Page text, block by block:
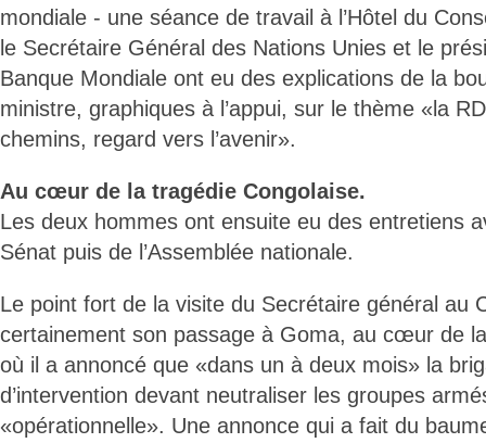
mondiale - une séance de travail à l’Hôtel du
le Secrétaire Général des Nations Unies et le
Banque Mondiale ont eu des explications de la
ministre, graphiques à l’appui, sur le thème «la
chemins, regard vers l’avenir».
Au cœur de la tragédie Congolaise.
Les deux hommes ont ensuite eu des entretiens
Sénat puis de l’Assemblée nationale.
Le point fort de la visite du Secrétaire général au
certainement son passage à Goma, au cœur de
où il a annoncé que «dans un à deux mois» la
d’intervention devant neutraliser les groupes
«opérationnelle». Une annonce qui a fait du